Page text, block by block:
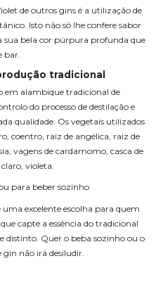
de outros gins é a utilização de
Isto não só lhe confere sabor
bela cor púrpura profunda que
bar.
tradicional
em alambique tradicional de
do processo de destilação e
qualidade. Os vegetais utilizados
coentro, raiz de angélica, raiz de
vagens de cardamomo, casca de
violeta.
para beber sozinho
uma excelente escolha para quem
capte a essência do tradicional
distinto. Quer o beba sozinho ou o
gin não irá desiludir.